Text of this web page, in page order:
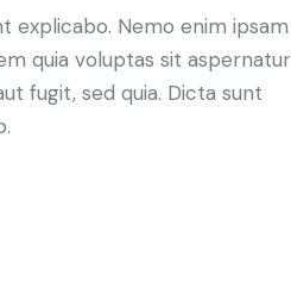
explicabo. Nemo enim ipsam
quia voluptas sit aspernatur
fugit, sed quia. Dicta sunt